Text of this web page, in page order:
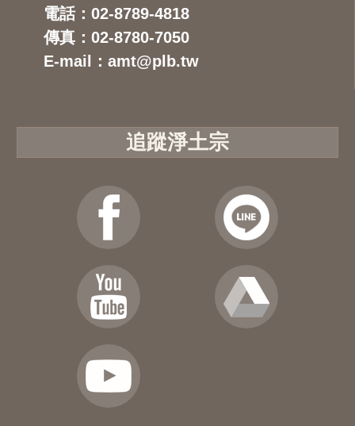
電話：02-8789-4818
傳真：02-8780-7050
E-mail：amt@plb.tw
追蹤淨土宗